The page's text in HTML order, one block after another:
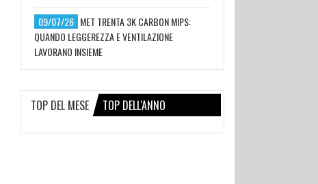
09/07/26 MET TRENTA 3K CARBON MIPS:
QUANDO LEGGEREZZA E VENTILAZIONE
LAVORANO INSIEME
TOP DEL MESE TOP DELL'ANNO